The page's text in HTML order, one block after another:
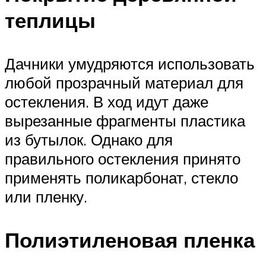
теплицы
Дачники умудряются использовать
любой прозрачный материал для
остекления. В ход идут даже
вырезанные фрагменты пластика
из бутылок. Однако для
правильного остекления принято
применять поликарбонат, стекло
или пленку.
Полиэтиленовая пленка